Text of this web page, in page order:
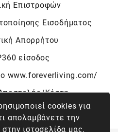
cookies για
απολαμβάνετε την
ιστοσελίδα μας.
Επιστροφών
Εισοδήματος
Απορρήτου
είσοδος
www.foreverliving.com/
Κόστη
Ακύρωσης